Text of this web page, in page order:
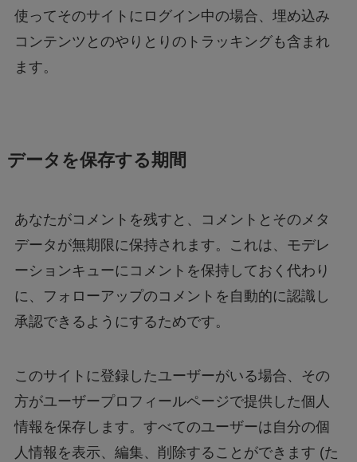
使ってそのサイトにログイン中の場合、埋め込み
コンテンツとのやりとりのトラッキングも含まれ
ます。
データを保存する期間
あなたがコメントを残すと、コメントとそのメタ
データが無期限に保持されます。これは、モデレ
ーションキューにコメントを保持しておく代わり
に、フォローアップのコメントを自動的に認識し
承認できるようにするためです。
このサイトに登録したユーザーがいる場合、その
方がユーザープロフィールページで提供した個人
情報を保存します。すべてのユーザーは自分の個
人情報を表示、編集、削除することができます (た